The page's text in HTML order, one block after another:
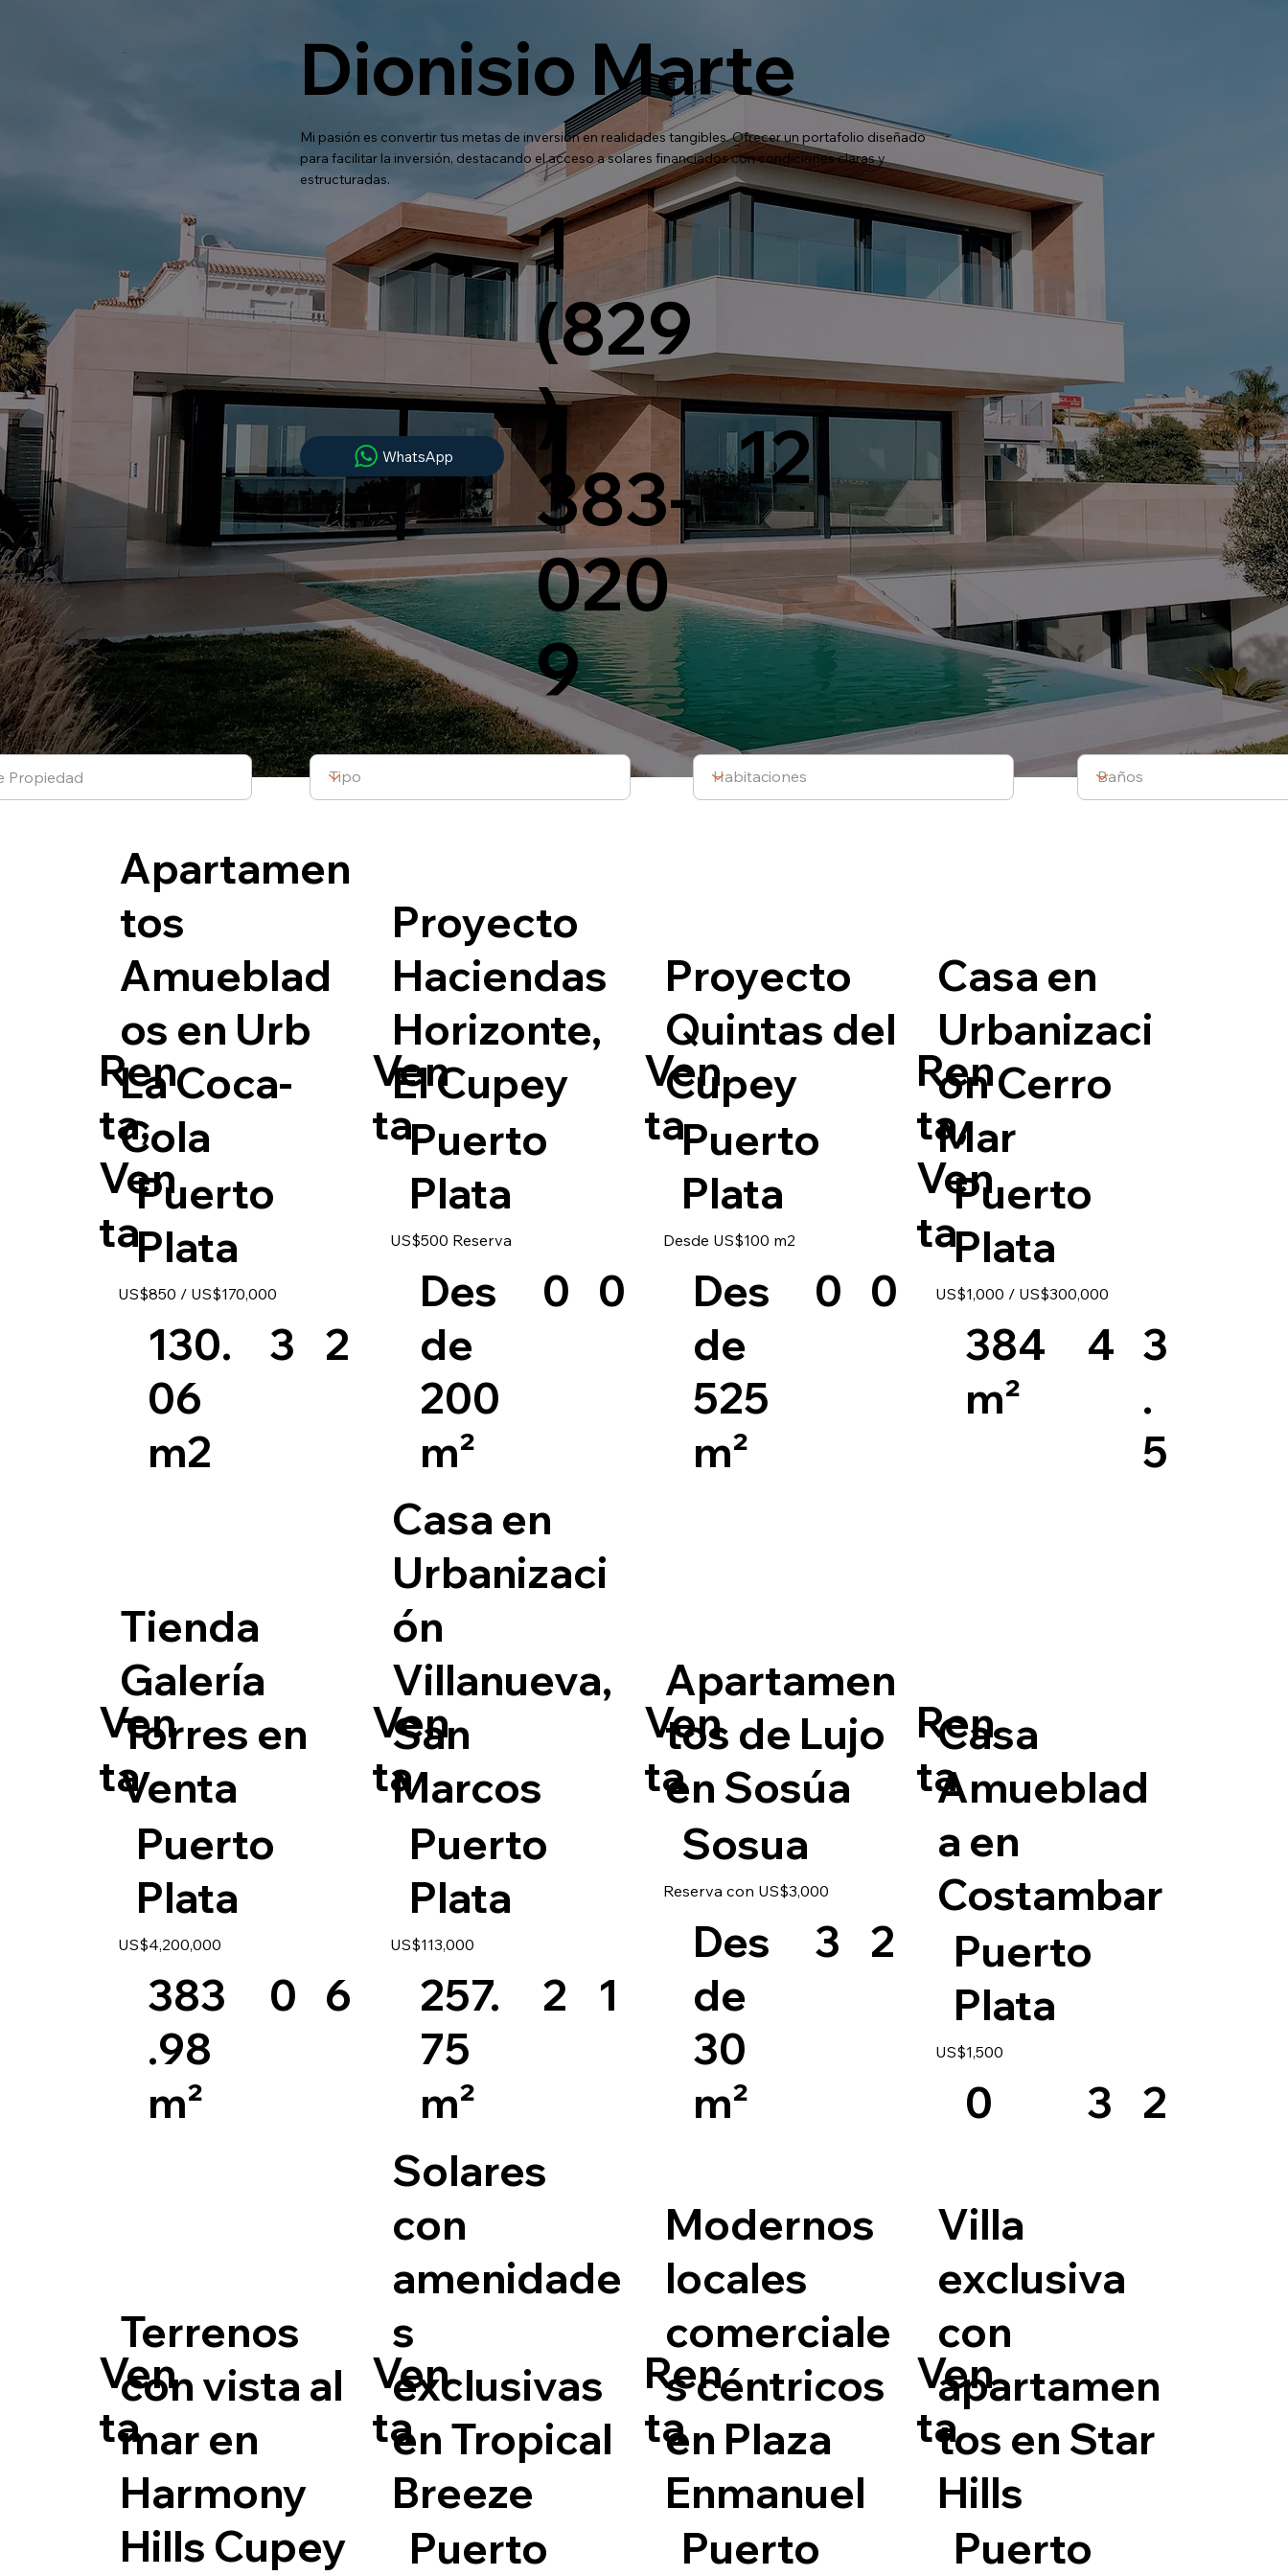
Ren
ta,
Ven
ta
Apartamen
tos
Amueblad
os en Urb
La Coca-
Cola
Puerto
Plata
US$850 / US$170,000
130.
06
m2
3 2
Ven
ta
Proyecto
Haciendas
Horizonte,
El Cupey
Puerto
Plata
US$500 Reserva
Des
de
200
m²
0 0
Ven
ta
Proyecto
Quintas del
Cupey
Puerto
Plata
Desde US$100 m2
Des
de
525
m²
0 0
Ren
ta,
Ven
ta
Casa en
Urbanizaci
ón Cerro
Mar
Puerto
Plata
US$1,000 / US$300,000
384
m²
4 3
.
5
Ven
ta
Tienda
Galería
Torres en
Venta
Puerto
Plata
US$4,200,000
383
.98
m²
0 6
Ven
ta
Casa en
Urbanizaci
ón
Villanueva,
San
Marcos
Puerto
Plata
US$113,000
257.
75
m²
2 1
Ven
ta
Apartamen
tos de Lujo
en Sosúa
Sosua
Reserva con US$3,000
Des
de
30
m²
3 2
Ren
ta
Casa
Amueblad
a en
Costambar
Puerto
Plata
US$1,500
0 3 2
Ven
ta
Terrenos
con vista al
mar en
Harmony
Hills Cupey
Ven
ta
Solares
con
amenidade
s
exclusivas
en Tropical
Breeze
Puerto
Ren
ta
Modernos
locales
comerciale
s céntricos
en Plaza
Enmanuel
Puerto
Ven
ta
Villa
exclusiva
con
apartamen
tos en Star
Hills
Puerto
Dionisio Marte
Mi pasión es convertir tus metas de inversión en realidades tangibles. Ofrecer un portafolio diseñado
para facilitar la inversión, destacando el acceso a solares financiados con condiciones claras y
estructuradas.
WhatsApp
1
(829
)
383-
020
9
12